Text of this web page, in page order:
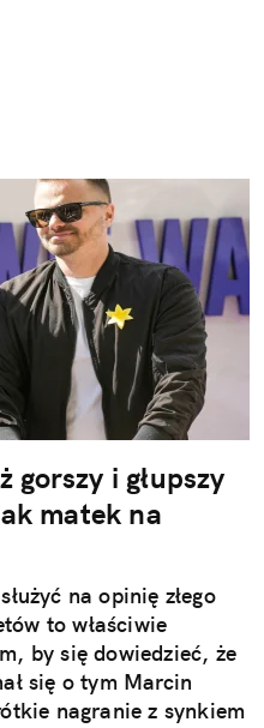
gorszy i głupszy
matek na
na opinię złego
to właściwie
by się dowiedzieć, że
się o tym Marcin
nagranie z synkiem